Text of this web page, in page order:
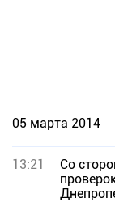
05 марта 2014
13:21
Со